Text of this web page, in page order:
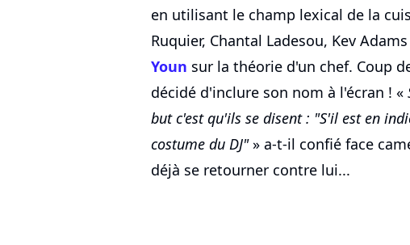
en utilisant le champ lexical de la
Ruquier, Chantal Ladesou, Kev
Youn sur la théorie d'un chef. Coup
décidé d'inclure son nom à l'écran ! «
but c'est qu'ils se disent : "S'il est en
costume du DJ"» a-t-il confié face
déjà se retourner contre lui...